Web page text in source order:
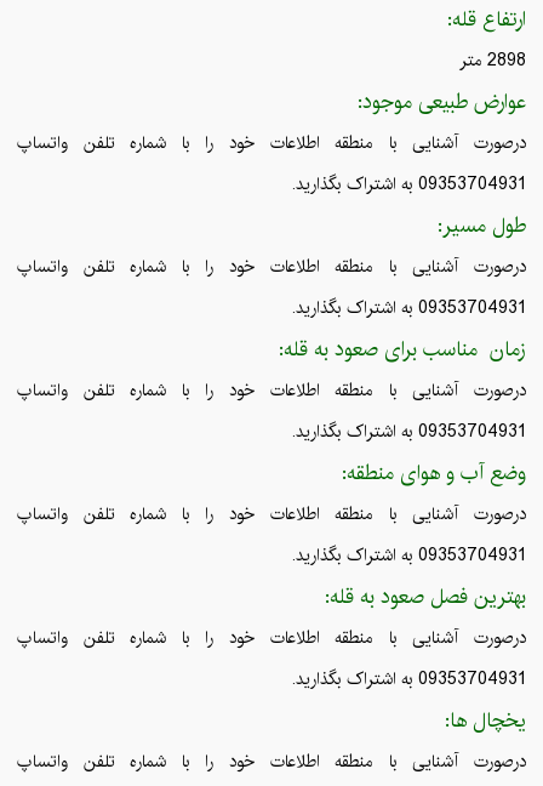
ارتفاع قله:
2898 متر
عوارض طبیعی موجود:
درصورت آشنایی با منطقه اطلاعات خود را با شماره تلفن واتساپ
09353704931 به اشتراک بگذارید.
طول مسیر:
درصورت آشنایی با منطقه اطلاعات خود را با شماره تلفن واتساپ
09353704931 به اشتراک بگذارید.
زمان مناسب برای صعود به قله:
درصورت آشنایی با منطقه اطلاعات خود را با شماره تلفن واتساپ
09353704931 به اشتراک بگذارید.
وضع آب و هوای منطقه:
درصورت آشنایی با منطقه اطلاعات خود را با شماره تلفن واتساپ
09353704931 به اشتراک بگذارید.
بهترین فصل صعود به قله:
درصورت آشنایی با منطقه اطلاعات خود را با شماره تلفن واتساپ
09353704931 به اشتراک بگذارید.
یخچال ها:
درصورت آشنایی با منطقه اطلاعات خود را با شماره تلفن واتساپ